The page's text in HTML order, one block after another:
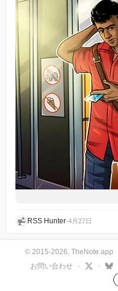
RSS Hunter•4月27日
© 2015-2026, TheNote.app
お問い合わせ
· ·